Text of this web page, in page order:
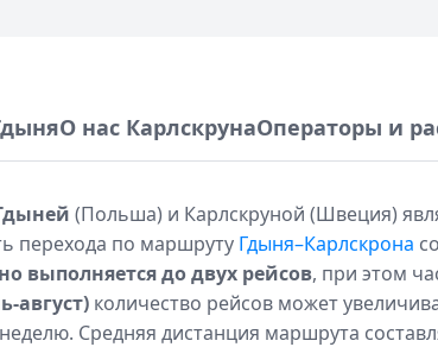
О нас КарлскрунаОператоры и
(Польша) и Карлскруной (Швеция)
перехода по маршруту Гдыня–Карлскрона
выполняется до двух рейсов, при этом
август) количество рейсов может
Средняя дистанция маршрута